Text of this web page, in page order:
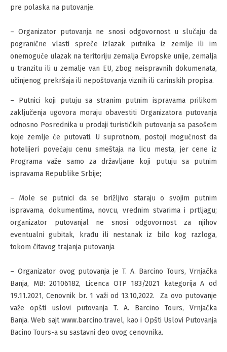
pre polaska na putovanje.
– Organizator putovanja ne snosi odgovornost u slučaju da
pogranične vlasti spreče izlazak putnika iz zemlje ili im
onemoguće ulazak na teritoriju zemalja Evropske unije, zemalja
u tranzitu ili u zemalje van EU, zbog neispravnih dokumenata,
učinjenog prekršaja ili nepoštovanja viznih ili carinskih propisa.
– Putnici koji putuju sa stranim putnim ispravama prilikom
zaključenja ugovora moraju obavestiti Organizatora putovanja
odnosno Posrednika u prodaji turističkih putovanja sa pasošem
koje zemlje će putovati. U suprotnom, postoji mogućnost da
hotelijeri povećaju cenu smeštaja na licu mesta, jer cene iz
Programa važe samo za državljane koji putuju sa putnim
ispravama Republike Srbije;
– Mole se putnici da se brižljivo staraju o svojim putnim
ispravama, dokumentima, novcu, vrednim stvarima i prtljagu;
organizator putovanjal ne snosi odgovornost za njihov
eventualni gubitak, krađu ili nestanak iz bilo kog razloga,
tokom čitavog trajanja putovanja
– Organizator ovog putovanja je T. A. Barcino Tours, Vrnjačka
Banja, MB: 20106182, Licenca OTP 183/2021 kategorija A od
19.11.2021, Cenovnik br. 1 važi od 13.10,2022. Za ovo putovanje
važe opšti uslovi putovanja T. A. Barcino Tours, Vrnjačka
Banja. Web sajt www.barcino.travel, kao i Opšti Uslovi Putovanja
Bacino Tours-a su sastavni deo ovog cenovnika.